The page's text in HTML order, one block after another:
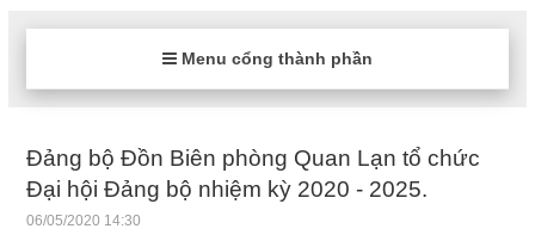
Menu cổng thành phần
Đảng bộ Đồn Biên phòng Quan Lạn tổ chức
Đại hội Đảng bộ nhiệm kỳ 2020 - 2025.
06/05/2020 14:30